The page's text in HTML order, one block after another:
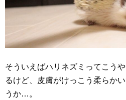
そういえばハリネズミってこう
るけど、皮膚がけっこう柔らか
うか…。